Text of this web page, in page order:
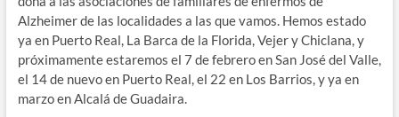
Alzheimer de las localidades a las que vamos. Hemos estado
ya en Puerto Real, La Barca de la Florida, Vejer y Chiclana, y
próximamente estaremos el 7 de febrero en San José del Valle,
el 14 de nuevo en Puerto Real, el 22 en Los Barrios, y ya en
marzo en Alcalá de Guadaira.